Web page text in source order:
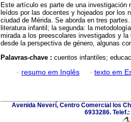
Este artículo es parte de una
leídos por las docentes y hojeados por los
ciudad de Mérida. Se aborda en tres
literatura infantil; la segunda: la
mirada a los preescolares investigados y
desde la perspectiva de género, algunas
Palavras-chave : cuentos infantiles;
· resumo em Inglês · texto em
Avenida Neverí, Centro Comercial los
6933286.